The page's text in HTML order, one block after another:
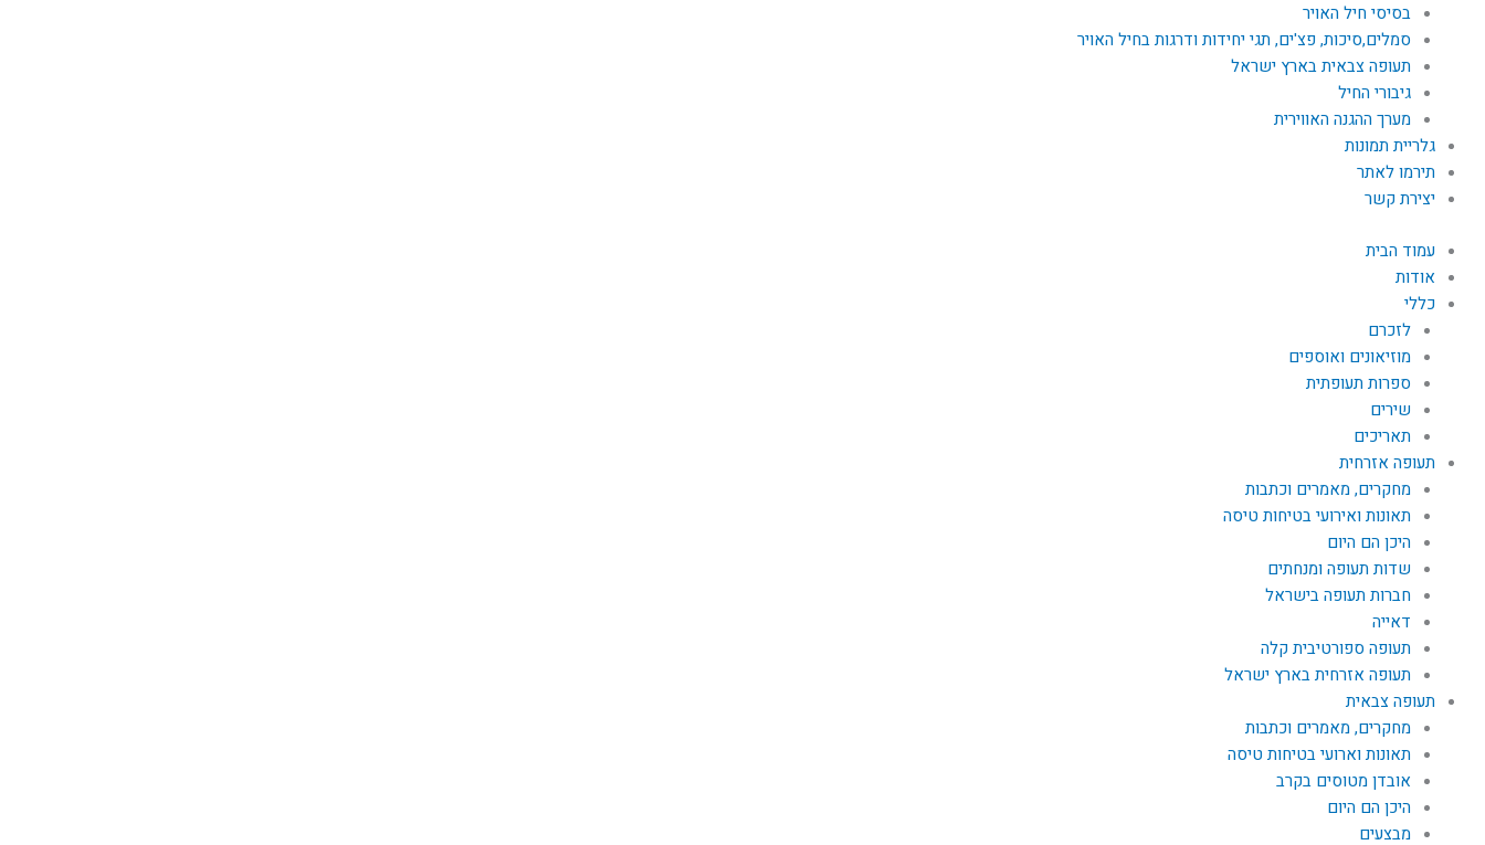
בסיסי חיל האויר
סמלים,סיכות, פצ'ים, תגי יחידות ודרגות בחיל האויר
תעופה צבאית בארץ ישראל
גיבורי החיל
מערך ההגנה האווירית
גלריית תמונות
תירמו לאתר
יצירת קשר
עמוד הבית
אודות
כללי
לזכרם
מוזיאונים ואוספים
ספרות תעופתית
שירים
תאריכים
תעופה אזרחית
מחקרים, מאמרים וכתבות
תאונות ואירועי בטיחות טיסה
היכן הם היום
שדות תעופה ומנחתים
חברות תעופה בישראל
דאייה
תעופה ספורטיבית קלה
תעופה אזרחית בארץ ישראל
תעופה צבאית
מחקרים, מאמרים וכתבות
תאונות וארועי בטיחות טיסה
אובדן מטוסים בקרב
היכן הם היום
מבצעים